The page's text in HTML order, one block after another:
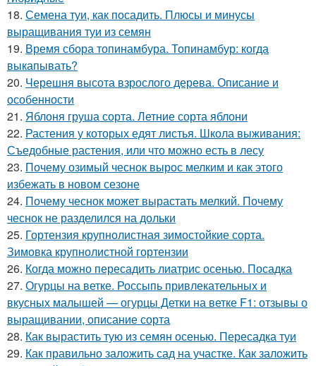
18. Семена туи, как посадить. Плюсы и минусы
выращивания туи из семян
19. Время сбора топинамбура. Топинамбур: когда
выкапывать?
20. Черешня высота взрослого дерева. Описание и
особенности
21. Яблоня груша сорта. Летние сорта яблони
22. Растения у которых едят листья. Школа выживания:
Съедобные растения, или что можно есть в лесу
23. Почему озимый чеснок вырос мелким и как этого
избежать в новом сезоне
24. Почему чеснок может вырастать мелкий. Почему
чеснок не разделился на дольки
25. Гортензия крупнолистная зимостойкие сорта.
Зимовка крупнолистной гортензии
26. Когда можно пересадить лиатрис осенью. Посадка
27. Огурцы на ветке. Россыпь привлекательных и
вкусных малышей — огурцы Детки на ветке F1: отзывы о
выращивании, описание сорта
28. Как вырастить тую из семян осенью. Пересадка туи
29. Как правильно заложить сад на участке. Как заложить